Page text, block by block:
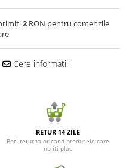
2RON pentru comenzile
Cere informatii
RETUR 14 ZILE
Poti returna oricand produsele care
nu iti plac